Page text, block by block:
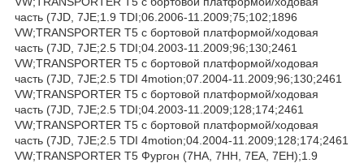
часть (7JD, 7JE;1.9 TDI;06.2006-11.2009;75;102;1896
VW;TRANSPORTER T5 c бортовой платформой/ходовая
часть (7JD, 7JE;2.5 TDI;04.2003-11.2009;96;130;2461
VW;TRANSPORTER T5 c бортовой платформой/ходовая
часть (7JD, 7JE;2.5 TDI 4motion;07.2004-11.2009;96;130;2461
VW;TRANSPORTER T5 c бортовой платформой/ходовая
часть (7JD, 7JE;2.5 TDI;04.2003-11.2009;128;174;2461
VW;TRANSPORTER T5 c бортовой платформой/ходовая
часть (7JD, 7JE;2.5 TDI 4motion;04.2004-11.2009;128;174;2461
VW;TRANSPORTER T5 Фургон (7HA, 7HH, 7EA, 7EH);1.9